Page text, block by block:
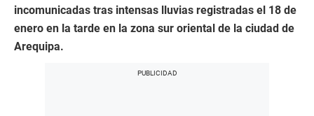
incomunicadas tras intensas lluvias registradas el 18 de
enero en la tarde en la zona sur oriental de la ciudad de
Arequipa.